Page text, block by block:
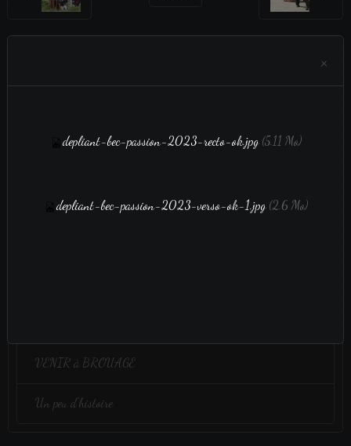
film vidéo
VENIR à BROUAGE
Un peu d'histoire
×
depliant-bec-passion-2023-recto-ok.jpg(5.11 Mo)
depliant-bec-passion-2023-verso-ok-1.jpg(2.6 Mo)